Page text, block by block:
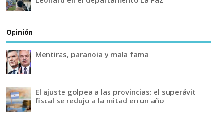
Opinión
Mentiras, paranoia y mala fama
El ajuste golpea a las provincias: el superávit
fiscal se redujo a la mitad en un año